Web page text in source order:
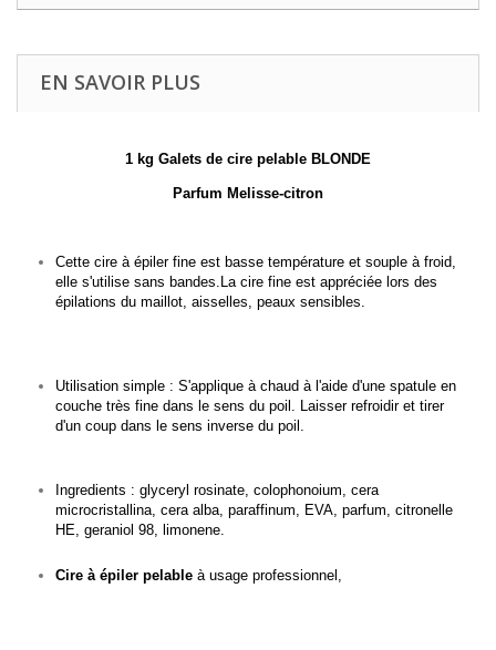
EN SAVOIR PLUS
1 kg Galets de cire pelable BLONDE
Parfum Melisse-citron
Cette cire à épiler fine est basse température et souple à froid,
elle s'utilise sans bandes.La cire fine est appréciée lors des
épilations du maillot, aisselles, peaux sensibles.
Utilisation simple : S'applique à chaud à l'aide d'une spatule en
couche très fine dans le sens du poil. Laisser refroidir et tirer
d'un coup dans le sens inverse du poil.
Ingredients : glyceryl rosinate, colophonoium, cera
microcristallina, cera alba, paraffinum, EVA, parfum, citronelle
HE, geraniol 98, limonene.
Cire à épiler pelable à usage professionnel,